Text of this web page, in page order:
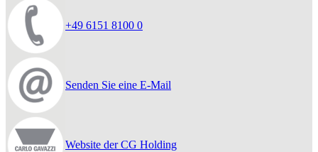
+49 6151 8100 0
Senden Sie eine E-Mail
Website der CG Holding